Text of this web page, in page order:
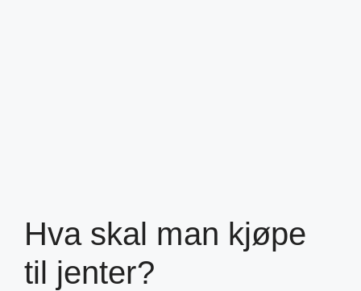
Hva skal man kjøpe
til jenter?